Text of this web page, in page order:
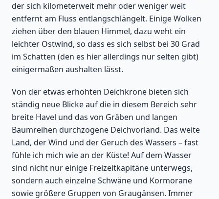
der sich kilometerweit mehr oder weniger weit
entfernt am Fluss entlangschlängelt. Einige Wolken
ziehen über den blauen Himmel, dazu weht ein
leichter Ostwind, so dass es sich selbst bei 30 Grad
im Schatten (den es hier allerdings nur selten gibt)
einigermaßen aushalten lässt.
Von der etwas erhöhten Deichkrone bieten sich
ständig neue Blicke auf die in diesem Bereich sehr
breite Havel und das von Gräben und langen
Baumreihen durchzogene Deichvorland. Das weite
Land, der Wind und der Geruch des Wassers – fast
fühle ich mich wie an der Küste! Auf dem Wasser
sind nicht nur einige Freizeitkapitäne unterwegs,
sondern auch einzelne Schwäne und Kormorane
sowie größere Gruppen von Graugänsen. Immer